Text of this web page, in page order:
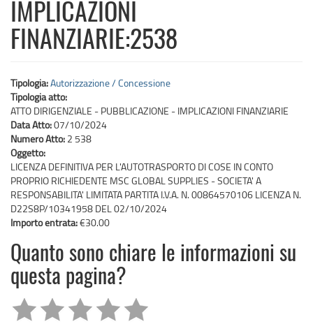
IMPLICAZIONI
FINANZIARIE:2538
Tipologia:Autorizzazione / Concessione
Tipologia atto:
ATTO DIRIGENZIALE - PUBBLICAZIONE - IMPLICAZIONI FINANZIARIE
Data Atto:07/10/2024
Numero Atto: 2 538
Oggetto:
LICENZA DEFINITIVA PER L'AUTOTRASPORTO DI COSE IN CONTO
PROPRIO RICHIEDENTE MSC GLOBAL SUPPLIES - SOCIETA' A
RESPONSABILITA' LIMITATA PARTITA I.V.A. N. 00864570106 LICENZA N.
D22S8P/10341958 DEL 02/10/2024
Importo entrata:€30.00
Quanto sono chiare le informazioni su
questa pagina?